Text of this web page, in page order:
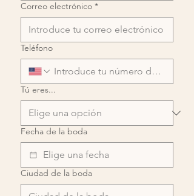
Correo electrónico *
Teléfono
Tú eres...
Fecha de la boda
Ciudad de la boda